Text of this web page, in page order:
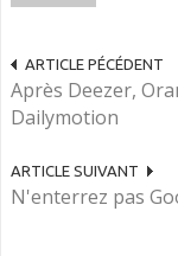
ARTICLE PÉCÉDENT
Après Deezer,
Dailymotion
ARTICLE SUIVANT
N'enterrez pas